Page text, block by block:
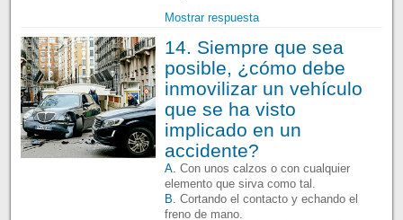
Mostrar respuesta
14. Siempre que sea
posible, ¿cómo debe
inmovilizar un vehículo
que se ha visto
implicado en un
accidente?
A. Con unos calzos o con cualquier
elemento que sirva como tal.
B. Cortando el contacto y echando el
freno de mano.